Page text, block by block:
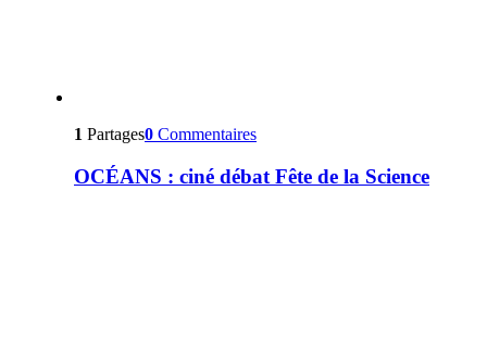
1 Partages0 Commentaires
OCÉANS : ciné débat Fête de la Science